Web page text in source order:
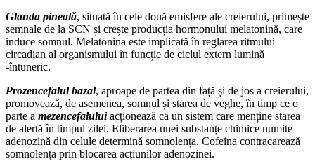
Glanda pineală, situată în cele două emisfere ale creierului, primește
semnale de la SCN și crește producția hormonului melatonină, care
induce somnul. Melatonina este implicată în reglarea ritmului
circadian al organismului în funcție de ciclul extern lumină
-întuneric.
Prozencefalul bazal, aproape de partea din față și de jos a creierului,
promovează, de asemenea, somnul și starea de veghe, în timp ce o
parte a mezencefaluluiacționează ca un sistem care menține starea
de alertă în timpul zilei. Eliberarea unei substanțe chimice numite
adenozină din celule determină somnolența. Cofeina contracarează
somnolența prin blocarea acțiunilor adenozinei.